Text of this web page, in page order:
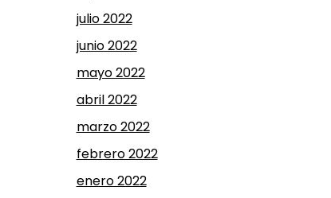
julio 2022
junio 2022
mayo 2022
abril 2022
marzo 2022
febrero 2022
enero 2022